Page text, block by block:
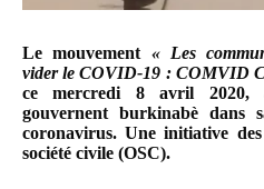
Le mouvement « Les
vider le COVID-19 : COMVID
ce mercredi 8 avril 2020,
gouvernent burkinabè dans
coronavirus. Une initiative
société civile (OSC).